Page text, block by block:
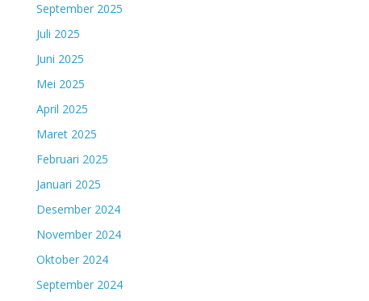
September 2025
Juli 2025
Juni 2025
Mei 2025
April 2025
Maret 2025
Februari 2025
Januari 2025
Desember 2024
November 2024
Oktober 2024
September 2024